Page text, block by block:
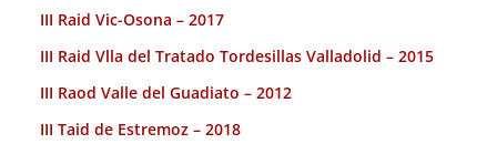
III Raid Vic-Osona – 2017
III Raid Vlla del Tratado Tordesillas Valladolid – 2015
III Raod Valle del Guadiato – 2012
III Taid de Estremoz – 2018